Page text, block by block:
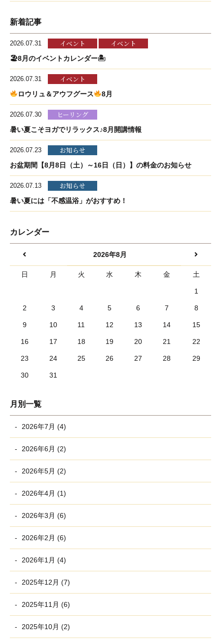
新着記事
2026.07.31 イベント イベント
🏖8月のイベントカレンダー🏝
2026.07.31 イベント
ロウリュ＆アウフグース 8月
2026.07.30 ヒーリング
暑い夏こそヨガでリラックス♪8月開講情報
2026.07.23 お知らせ
お盆期間【8月8日（土）～16日（日）】の料金のお知らせ
2026.07.13 お知らせ
暑い夏には「不感温浴」がおすすめ！
カレンダー
2026年8月
日 月 火 水 木 金 土
1
2 3 4 5 6 7 8
9 10 11 12 13 14 15
16 17 18 19 20 21 22
23 24 25 26 27 28 29
30 31
月別一覧
2026年7月 (4)
2026年6月 (2)
2026年5月 (2)
2026年4月 (1)
2026年3月 (6)
2026年2月 (6)
2026年1月 (4)
2025年12月 (7)
2025年11月 (6)
2025年10月 (2)